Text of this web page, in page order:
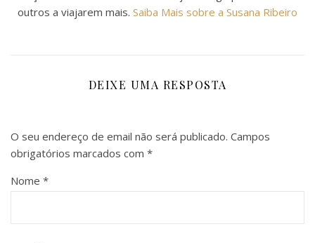
outros a viajarem mais. Saiba Mais sobre a Susana Ribeiro
DEIXE UMA RESPOSTA
O seu endereço de email não será publicado. Campos
obrigatórios marcados com *
Nome *